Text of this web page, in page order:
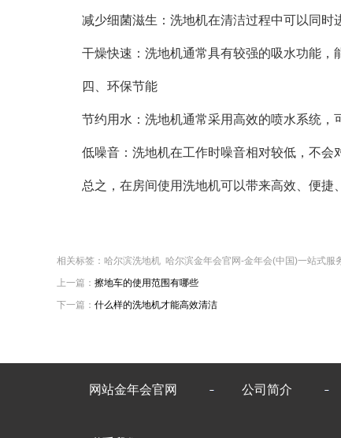
减少细菌滋生：洗地机在清洁过程中可以同时进
干燥快速：洗地机通常具有较强的吸水功能，能
四、环保节能
节约用水：洗地机通常采用高效的喷水系统，
低噪音：洗地机在工作时噪音相对较低，不会对
总之，在房间使用洗地机可以带来高效、便捷
相关标签：哈尔滨洗地机 哈尔滨金年会官网-金年会(中国)一站式服
上一篇： 擦地车的使用范围有哪些
下一篇： 什么样的洗地机才能高效清洁
网站金年会官网 公司简介